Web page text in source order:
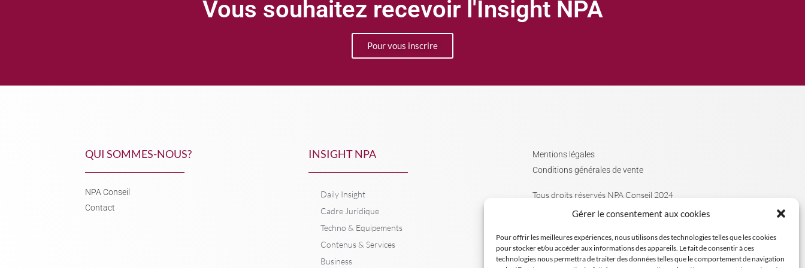
Gérer le consentement aux cookies
Pour offrir les meilleures expériences, nous utilisons des technologies telles que les cookies
pour stocker et/ou accéder aux informations des appareils. Le fait de consentir à ces
technologies nous permettra de traiter des données telles que le comportement de navigation
Vous souhaitez recevoir l'Insight NPA
Pour vous inscrire
QUI SOMMES-NOUS?
NPA Conseil
Contact
INSIGHT NPA
Daily Insight
Cadre Juridique
Techno & Equipements
Contenus & Services
Business
Mentions légales
Conditions générales de vente
Tous droits réservés NPA Conseil 2024